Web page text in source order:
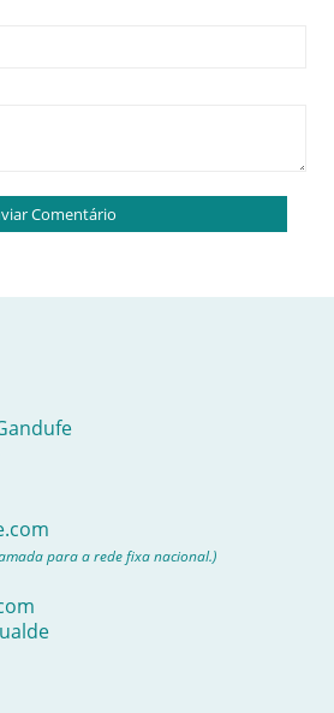
para a rede fixa nacional.)